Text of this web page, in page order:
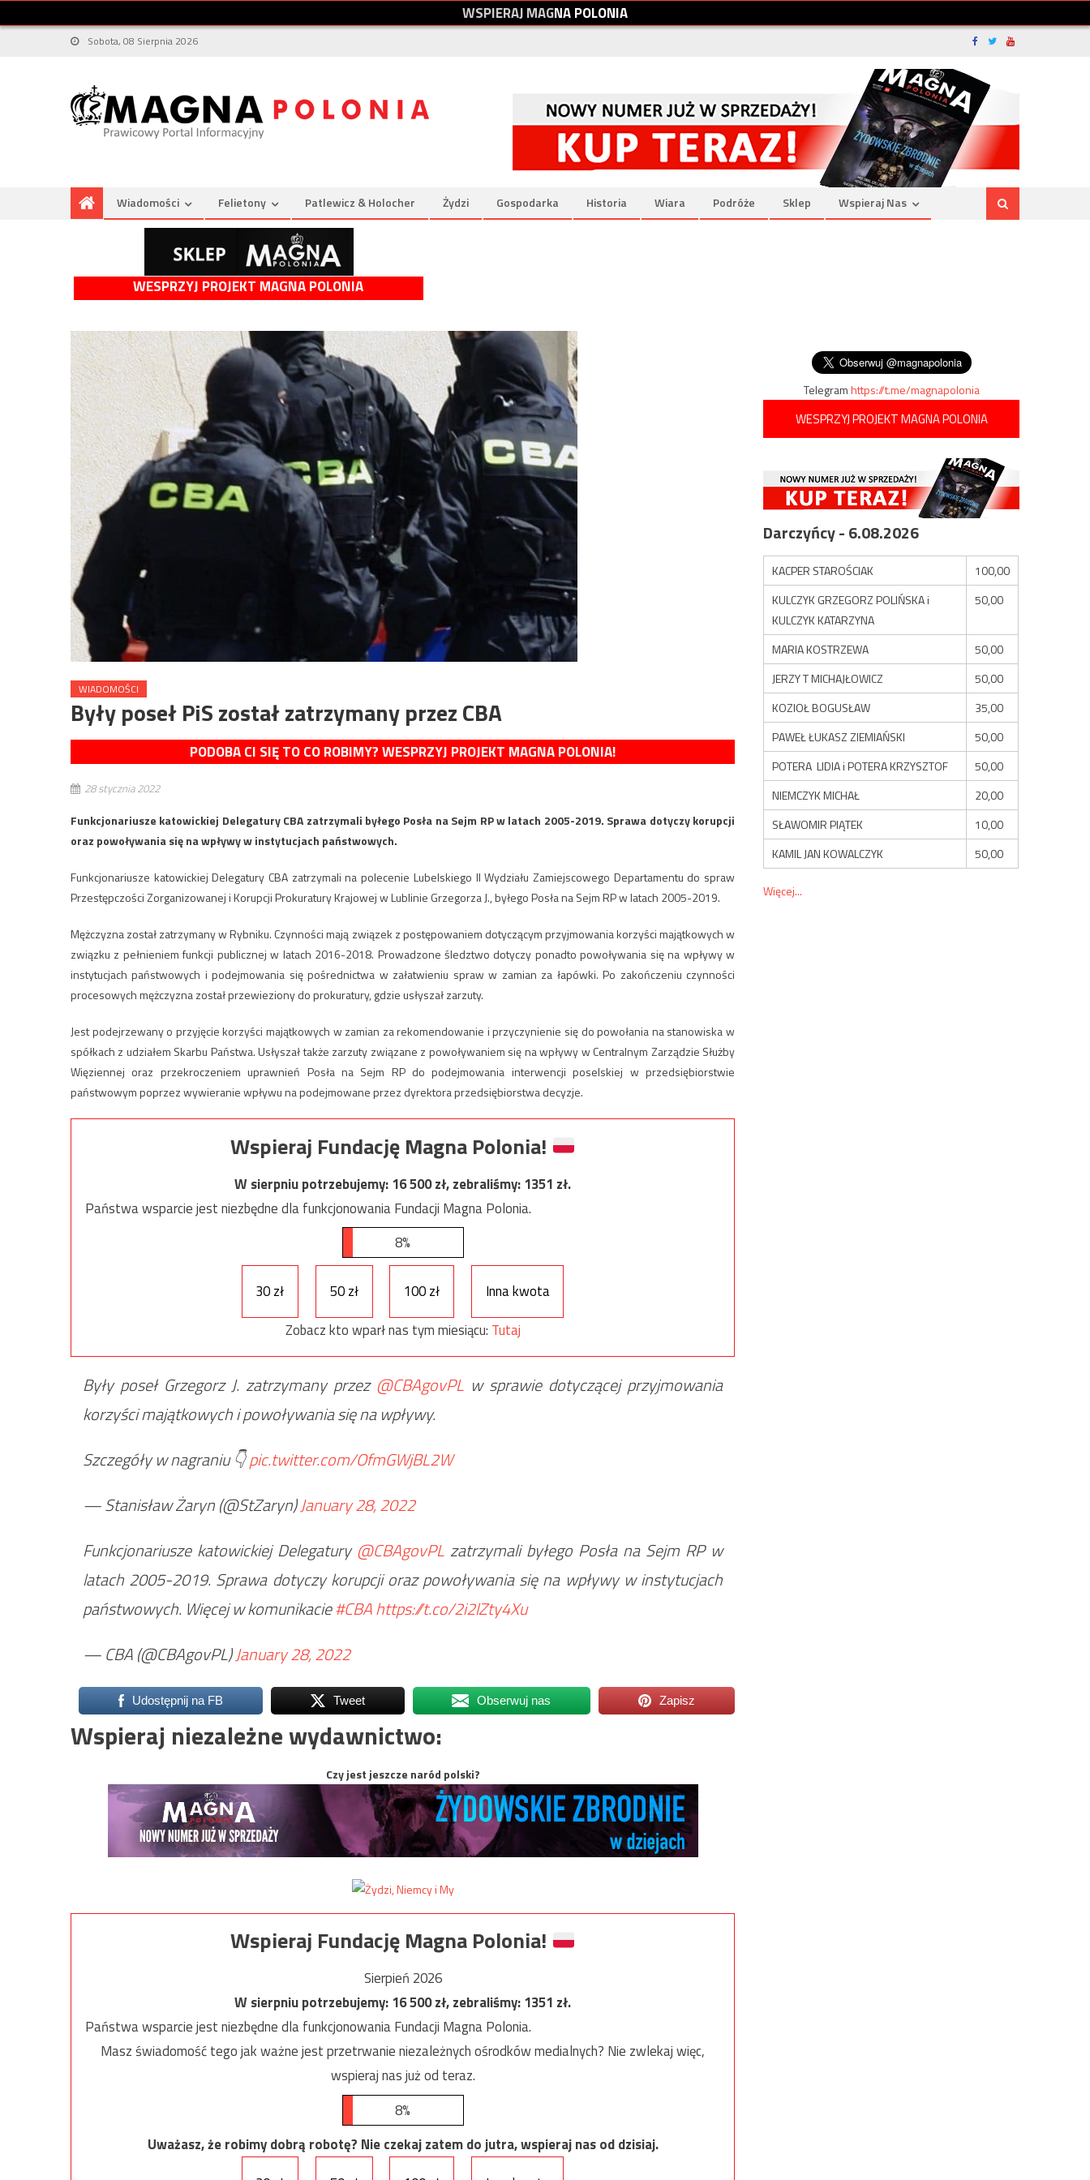
WSPIERAJMAGNAPOLONIA
Sobota, 08 Sierpnia 2026
Wiadomości Felietony Patlewicz & Holocher Żydzi Gospodarka Historia Wiara Podróże Sklep Wspieraj Nas
WESPRZYJ PROJEKT MAGNA POLONIA
WIADOMOŚCI
Były poseł PiS został zatrzymany przez CBA
PODOBA CI SIĘ TO CO ROBIMY? WESPRZYJ PROJEKT MAGNA POLONIA!
28 stycznia 2022
Funkcjonariusze katowickiej Delegatury CBA zatrzymali byłego Posła na Sejm RP w latach 2005-2019. Sprawa dotyczy korupcji
oraz powoływania się na wpływy w instytucjach państwowych.
Funkcjonariusze katowickiej Delegatury CBA zatrzymali na polecenie Lubelskiego II Wydziału Zamiejscowego Departamentu do spraw
Przestępczości Zorganizowanej i Korupcji Prokuratury Krajowej w Lublinie Grzegorza J., byłego Posła na Sejm RP w latach 2005-2019.
Mężczyzna został zatrzymany w Rybniku. Czynności mają związek z postępowaniem dotyczącym przyjmowania korzyści majątkowych w
związku z pełnieniem funkcji publicznej w latach 2016-2018. Prowadzone śledztwo dotyczy ponadto powoływania się na wpływy w
instytucjach państwowych i podejmowania się pośrednictwa w załatwieniu spraw w zamian za łapówki. Po zakończeniu czynności
procesowych mężczyzna został przewieziony do prokuratury, gdzie usłyszał zarzuty.
Jest podejrzewany o przyjęcie korzyści majątkowych w zamian za rekomendowanie i przyczynienie się do powołania na stanowiska w
spółkach z udziałem Skarbu Państwa. Usłyszał także zarzuty związane z powoływaniem się na wpływy w Centralnym Zarządzie Służby
Więziennej oraz przekroczeniem uprawnień Posła na Sejm RP do podejmowania interwencji poselskiej w przedsiębiorstwie
państwowym poprzez wywieranie wpływu na podejmowane przez dyrektora przedsiębiorstwa decyzje.
Wspieraj Fundację Magna Polonia!
W sierpniu potrzebujemy:16 500zł, zebraliśmy:1351 zł.
Państwa wsparcie jest niezbędne dla funkcjonowania Fundacji Magna Polonia.
8%
30 zł 50 zł 100 zł
Inna kwota
Zobacz kto wparł nas tym miesiącu: Tutaj
Były poseł Grzegorz J. zatrzymany przez ⁦ @CBAgovPL ⁩ w sprawie dotyczącej przyjmowania
korzyści majątkowych i powoływania się na wpływy.
Szczegóły w nagraniu 👇pic.twitter.com/OfmGWjBL2W
— Stanisław Żaryn (@StZaryn)January 28, 2022
Funkcjonariusze katowickiej Delegatury@CBAgovPL zatrzymali byłego Posła na Sejm RP w
latach 2005-2019. Sprawa dotyczy korupcji oraz powoływania się na wpływy w instytucjach
państwowych. Więcej w komunikacie#CBAhttps://t.co/2i2lZty4Xu
— CBA (@CBAgovPL)January 28, 2022
Udostępnij na FB Tweet Obserwuj nas Zapisz
Wspieraj niezależne wydawnictwo:
Czy jest jeszcze naród polski?
Wspieraj Fundację Magna Polonia!
Sierpień 2026
W sierpniu potrzebujemy:16 500zł, zebraliśmy:1351 zł.
Państwa wsparcie jest niezbędne dla funkcjonowania Fundacji Magna Polonia.
Masz świadomość tego jak ważne jest przetrwanie niezależnych ośrodków medialnych? Nie zwlekaj więc,
wspieraj nas już od teraz.
8%
Uważasz, że robimy dobrą robotę? Nie czekaj zatem do jutra, wspieraj nas od dzisiaj.
Telegramhttps://t.me/magnapolonia
WESPRZYJ PROJEKT MAGNA POLONIA
Darczyńcy - 6.08.2026
KACPER STAROŚCIAK
100,00
KULCZYK GRZEGORZ POLIŃSKA i
KULCZYK KATARZYNA
50,00
MARIA KOSTRZEWA
50,00
JERZY T MICHAJŁOWICZ
50,00
KOZIOŁ BOGUSŁAW
35,00
PAWEŁ ŁUKASZ ZIEMIAŃSKI
50,00
POTERA LIDIA i POTERA KRZYSZTOF
50,00
NIEMCZYK MICHAŁ
20,00
SŁAWOMIR PIĄTEK
10,00
KAMIL JAN KOWALCZYK
50,00
Więcej...